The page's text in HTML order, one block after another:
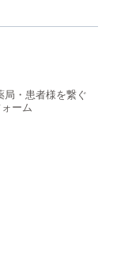
局・患者様を繋ぐ
ーム